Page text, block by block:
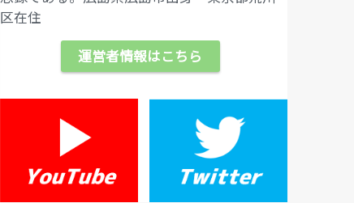
区在住
運営者情報はこちら